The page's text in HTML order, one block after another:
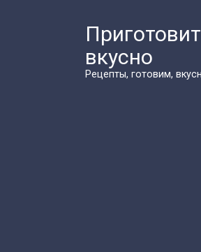
вкусно
Рецепты, готовим,